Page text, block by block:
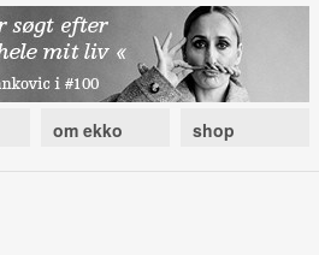
om ekko shop